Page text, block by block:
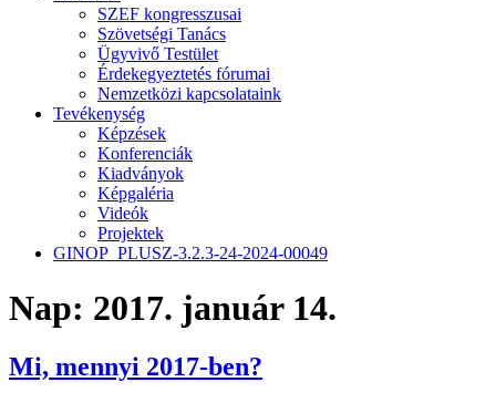
SZEF kongresszusai
Szövetségi Tanács
Ügyvivő Testület
Érdekegyeztetés fórumai
Nemzetközi kapcsolataink
Tevékenység
Képzések
Konferenciák
Kiadványok
Képgaléria
Videók
Projektek
GINOP_PLUSZ-3.2.3-24-2024-00049
Nap: 2017. január 14.
Mi, mennyi 2017-ben?